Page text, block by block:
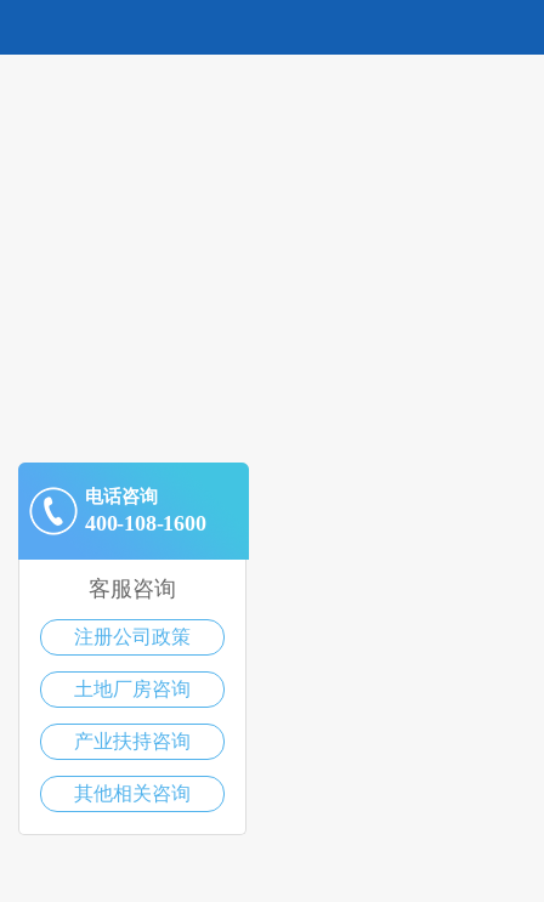
电话咨询
400-108-1600
客服咨询
注册公司政策
土地厂房咨询
产业扶持咨询
其他相关咨询